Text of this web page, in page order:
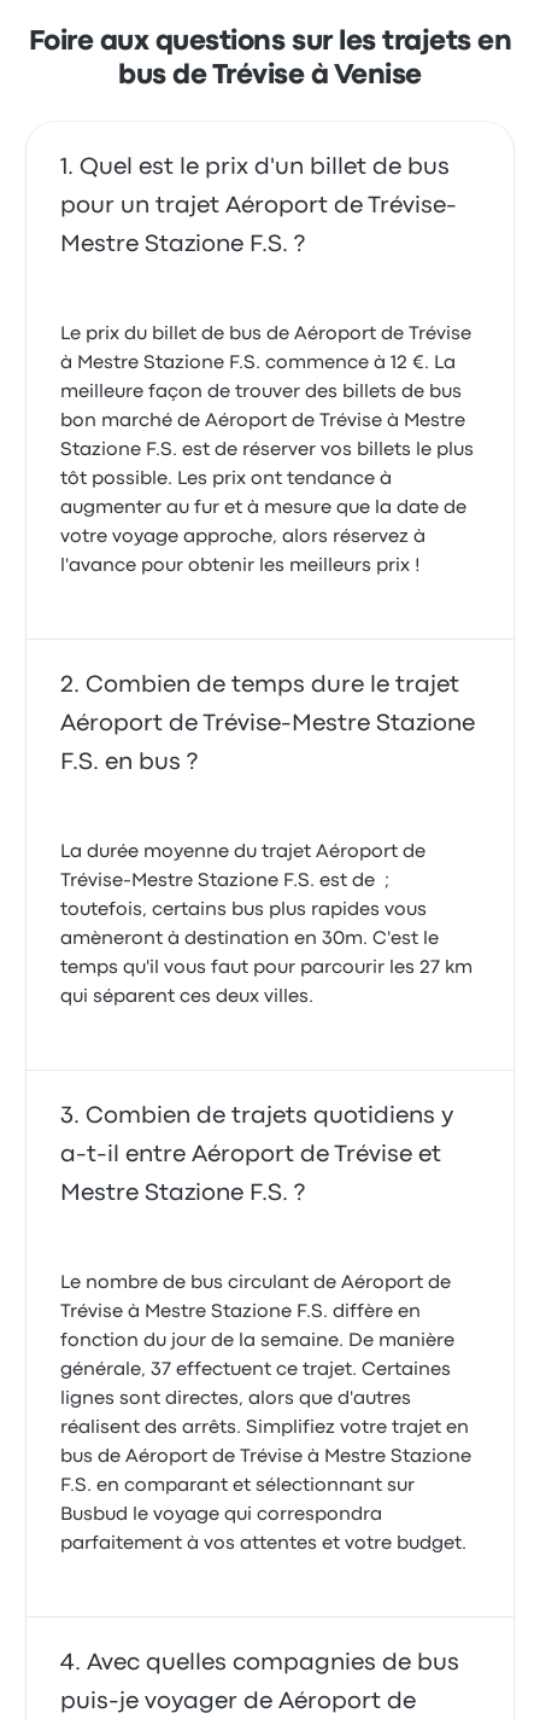
voyage commencer à 13 €
Foire aux questions sur les trajets en
bus de Trévise à Venise
Quel est le prix d'un billet de bus
pour un trajet Aéroport de Trévise-
Mestre Stazione F.S. ?
Le prix du billet de bus de Aéroport de Trévise
à Mestre Stazione F.S. commence à 12 €. La
meilleure façon de trouver des billets de bus
bon marché de Aéroport de Trévise à Mestre
Stazione F.S. est de réserver vos billets le plus
tôt possible. Les prix ont tendance à
augmenter au fur et à mesure que la date de
votre voyage approche, alors réservez à
l'avance pour obtenir les meilleurs prix !
Combien de temps dure le trajet
Aéroport de Trévise-Mestre Stazione
F.S. en bus ?
La durée moyenne du trajet Aéroport de
Trévise-Mestre Stazione F.S. est de ;
toutefois, certains bus plus rapides vous
amèneront à destination en 30m. C'est le
temps qu'il vous faut pour parcourir les 27 km
qui séparent ces deux villes.
Combien de trajets quotidiens y
a-t-il entre Aéroport de Trévise et
Mestre Stazione F.S. ?
Le nombre de bus circulant de Aéroport de
Trévise à Mestre Stazione F.S. diffère en
fonction du jour de la semaine. De manière
générale, 37 effectuent ce trajet. Certaines
lignes sont directes, alors que d'autres
réalisent des arrêts. Simplifiez votre trajet en
bus de Aéroport de Trévise à Mestre Stazione
F.S. en comparant et sélectionnant sur
Busbud le voyage qui correspondra
parfaitement à vos attentes et votre budget.
Avec quelles compagnies de bus
puis-je voyager de Aéroport de